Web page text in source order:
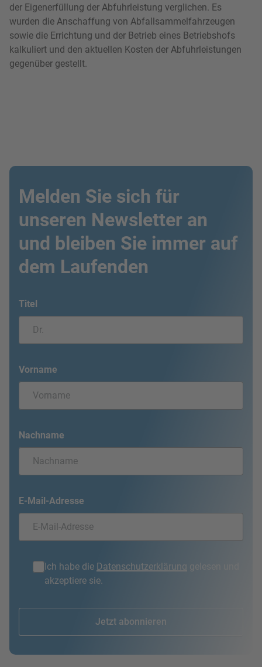
der Eigenerfüllung der Abfuhrleistung verglichen. Es
wurden die Anschaffung von Abfallsammelfahrzeugen
sowie die Errichtung und der Betrieb eines Betriebshofs
kalkuliert und den aktuellen Kosten der Abfuhrleistungen
gegenüber gestellt.
Melden Sie sich für
unseren Newsletter an
und bleiben Sie immer auf
dem Laufenden
Titel
Vorname
Nachname
E-Mail-Adresse
Ich habe die Datenschutzerklärung gelesen und
akzeptiere sie.
Jetzt abonnieren